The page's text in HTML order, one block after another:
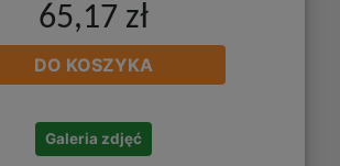
65,17 zł
DO KOSZYKA
Galeria zdjęć